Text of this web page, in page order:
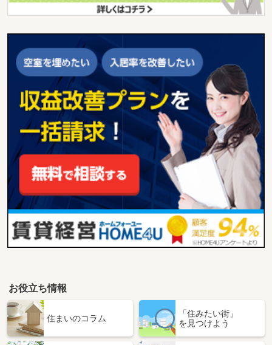
お役立ち情報
住まいのコラム
「住みたい街」
を見つけよう